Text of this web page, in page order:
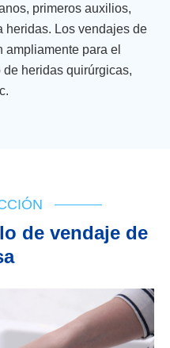
primeros auxilios,
heridas. Los vendajes de
para el
heridas quirúrgicas,
de vendaje de